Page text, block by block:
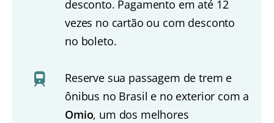
desconto. Pagamento em até 12
vezes no cartão ou com desconto
no boleto.
Reserve sua passagem de trem e
ônibus no Brasil e no exterior com a
Omio, um dos melhores